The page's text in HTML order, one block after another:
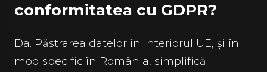
conformitatea cu GDPR?
Da. Păstrarea datelor în interiorul UE, și în
mod specific în România, simplifică